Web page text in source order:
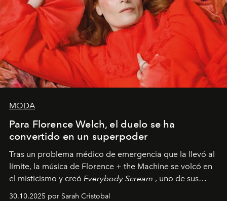
MODA
Para Florence Welch, el duelo se ha
convertido en un superpoder
Tras un problema médico de emergencia que la llevó al
límite, la música de Florence + the Machine se volcó en
el misticismo y creó Everybody Scream , uno de sus
30.10.2025 por Sarah Cristobal